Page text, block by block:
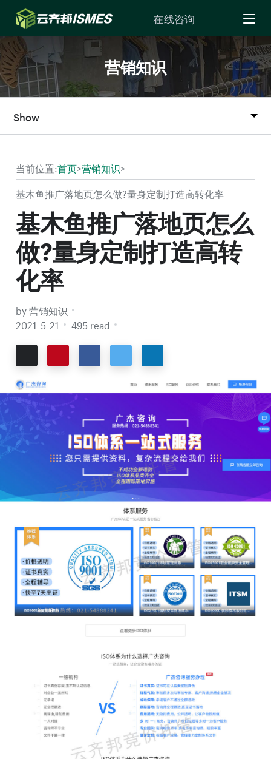
Skip to Content
在线咨询
营销知识
Show
当前位置:首页>营销知识>
基木鱼推广落地页怎么做?量身定制打造高转化率
基木鱼推广落地页怎么
做?量身定制打造高转
化率
by 营销知识
2021-5-21
495 read